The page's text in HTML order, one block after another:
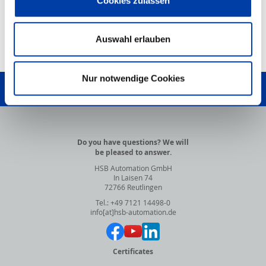
Auswahl erlauben
Nur notwendige Cookies
TO TOP
Do you have questions? We will
be pleased to answer.
HSB Automation GmbH
In Laisen 74
72766 Reutlingen
Tel.: +49 7121 14498-0
info[at]hsb-automation.de
Certificates